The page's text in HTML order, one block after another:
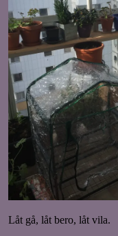
Låt gå, låt bero, låt vila.